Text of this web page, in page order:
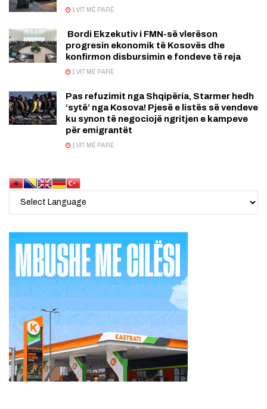
1 VIT MË PARË
Bordi Ekzekutiv i FMN-së vlerëson
progresin ekonomik të Kosovës dhe
konfirmon disbursimin e fondeve të reja
1 VIT MË PARË
Pas refuzimit nga Shqipëria, Starmer hedh
‘sytë’ nga Kosova! Pjesë e listës së vendeve
ku synon të negociojë ngritjen e kampeve
për emigrantët
1 VIT MË PARË